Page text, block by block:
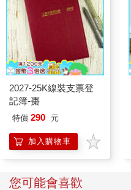
2027-25K線裝支票登
記簿-棗
特價 290 元
加入購物車
您可能會喜歡